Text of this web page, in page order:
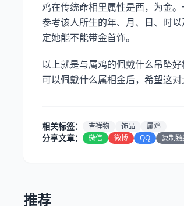
鸡在传统命相里属性是酉，为金
参考该人所生的年、月、日、时
定她能不能带金首饰。
以上就是与属鸡的佩戴什么吊坠
可以佩戴什么属相金后，希望这对
相关标签： 吉祥物 饰品 属鸡
分享文章： 微信 微博 QQ 复制
推荐